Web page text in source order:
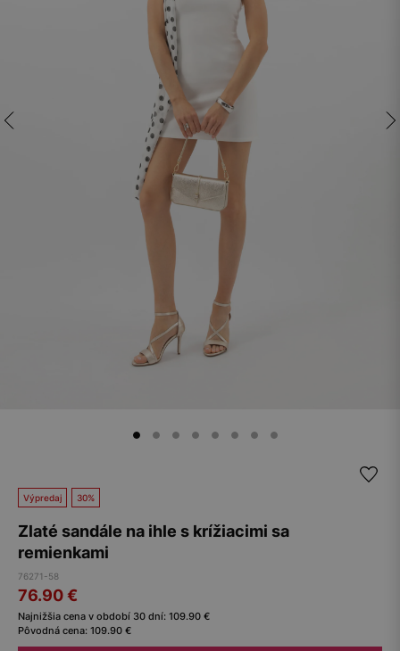
Výpredaj 30%
Zlaté sandále na ihle s krížiacimi sa
remienkami
76271-58
76.90€
Najnižšia cena v období 30 dní: 109.90 €
Pôvodná cena: 109.90 €